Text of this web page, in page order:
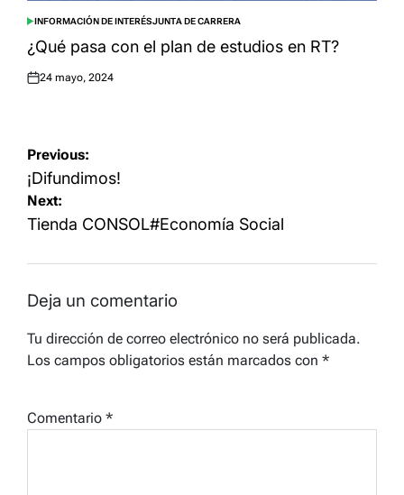
POSTED
INFORMACIÓN DE INTERÉSJUNTA DE CARRERA
¿Qué pasa con el plan de estudios en RT?
Posted
24 mayo, 2024
Navegación
de
entradas
Previous:
¡Difundimos!
Next:
Tienda CONSOL#Economía Social
Deja un comentario
Tu dirección de correo electrónico no será publicada.
Los campos obligatorios están marcados con *
Comentario *